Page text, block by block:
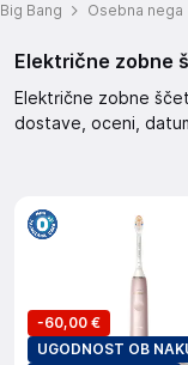
Big Bang Osebna nega
Električne zobne
Električne zobne
dostave, oceni,
-60,00 €
UGODNOST OB